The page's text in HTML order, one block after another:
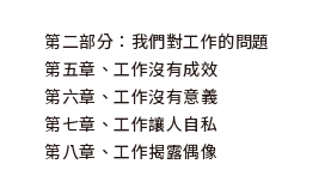
第二部分：我們對工作的問題
第五章、工作沒有成效
第六章、工作沒有意義
第七章、工作讓人自私
第八章、工作揭露偶像